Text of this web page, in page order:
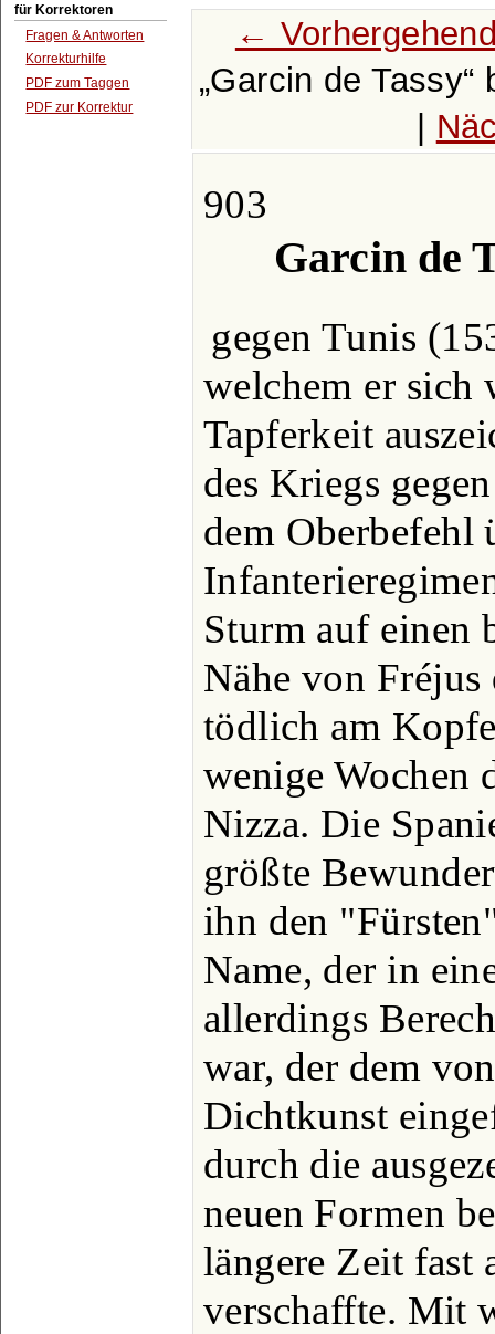
für Korrektoren
Fragen & Antworten
Korrekturhilfe
PDF zum Taggen
PDF zur Korrektur
←
Garcin de Tassy
903
Garcin de
gegen Tunis
welchem er sich
Tapferkeit
des Kriegs
dem Oberbefehl
Sturm auf einen
Nähe von
tödlich am
wenige Wochen
Nizza. Die
größte
ihn den
Name, der in
allerdings
war, der dem
Dichtkunst
durch die
neuen Formen
längere Zeit fast
verschaffte. Mit